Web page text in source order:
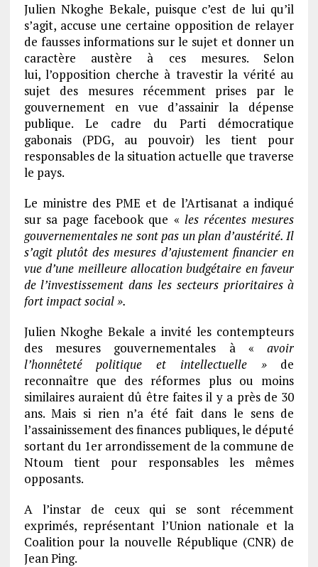
Julien Nkoghe Bekale, puisque c’est de lui qu’il
s’agit, accuse une certaine opposition de relayer
de fausses informations sur le sujet et donner un
caractère austère à ces mesures. Selon
lui, l’opposition cherche à travestir la vérité au
sujet des mesures récemment prises par le
gouvernement en vue d’assainir la dépense
publique. Le cadre du Parti démocratique
gabonais (PDG, au pouvoir) les tient pour
responsables de la situation actuelle que traverse
le pays.
Le ministre des PME et de l’Artisanat a indiqué
sur sa page facebook que « les récentes mesures
gouvernementales ne sont pas un plan d’austérité. Il
s’agit plutôt des mesures d’ajustement financier en
vue d’une meilleure allocation budgétaire en faveur
de l’investissement dans les secteurs prioritaires à
fort impact social ».
Julien Nkoghe Bekale a invité les contempteurs
des mesures gouvernementales à «avoir
l’honnêteté politique et intellectuelle »de
reconnaître que des réformes plus ou moins
similaires auraient dû être faites il y a près de 30
ans. Mais si rien n’a été fait dans le sens de
l’assainissement des finances publiques, le député
sortant du 1er arrondissement de la commune de
Ntoum tient pour responsables les mêmes
opposants.
A l’instar de ceux qui se sont récemment
exprimés, représentant l’Union nationale et la
Coalition pour la nouvelle République (CNR) de
Jean Ping.